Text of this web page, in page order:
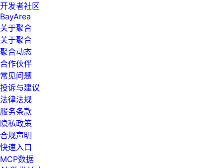
开发者社区
BayArea
关于聚合
关于聚合
聚合动态
合作伙伴
常见问题
投诉与建议
法律法规
服务条款
隐私政策
合规声明
快速入口
MCP数据